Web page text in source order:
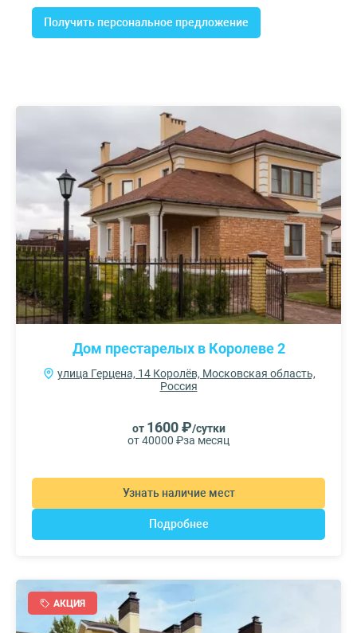
Получить персональное предложение
Дом престарелых в Королеве 2
улица Герцена, 14 Королёв, Московская область,
Россия
от 1600 ₽/сутки
от 40000 ₽за месяц
Узнать наличие мест
Подробнее
АКЦИЯ